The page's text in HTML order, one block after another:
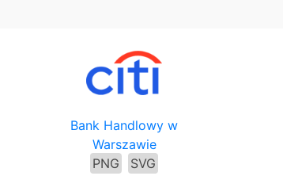
Bank Handlowy w
Warszawie
PNG
SVG